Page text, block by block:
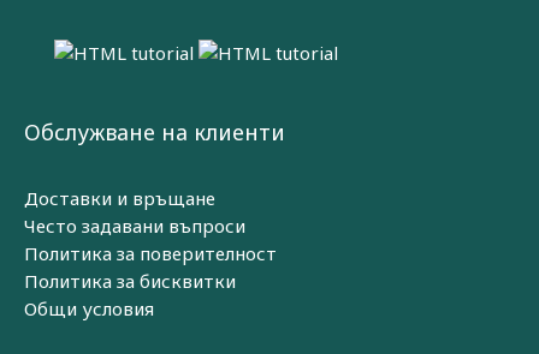
Обслужване на клиенти
Доставки и връщане
Често задавани въпроси
Политика за поверителност
Политика за бисквитки
Общи условия